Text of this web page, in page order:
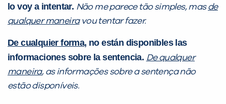
lo voy a intentar. Não me parece tão simples, masde
qualquer maneiravou tentar fazer.
De cualquier forma, no están disponibles las
informaciones sobre la sentencia. De qualquer
maneira, as informações sobre a sentença não
estão disponíveis.